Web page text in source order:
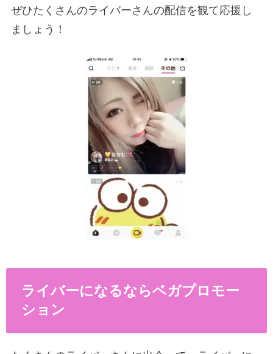
ぜひたくさんのライバーさんの配信を観て応援し
ましょう！
ライバーになるならベガプロモー
ション